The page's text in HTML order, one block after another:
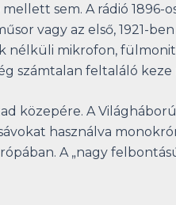
sem. A rádió 1896-
vagy az első,
nélküli mikrofon,
számtalan feltaláló
közepére. A
használva
A „nagy